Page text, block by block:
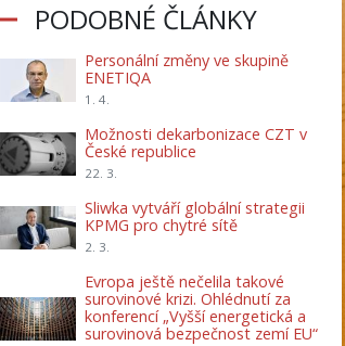
PODOBNÉ ČLÁNKY
Personální změny ve skupině
ENETIQA
1. 4.
Možnosti dekarbonizace CZT v
České republice
22. 3.
Sliwka vytváří globální strategii
KPMG pro chytré sítě
2. 3.
Evropa ještě nečelila takové
surovinové krizi. Ohlédnutí za
konferencí „Vyšší energetická a
surovinová bezpečnost zemí EU“